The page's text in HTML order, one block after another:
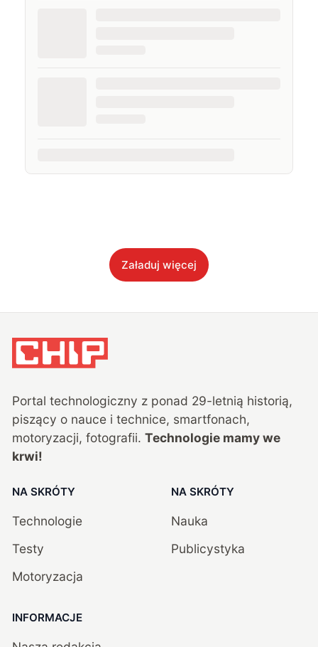
Załaduj więcej
Portal technologiczny z ponad 29-letnią historią,
piszący o nauce i technice, smartfonach,
motoryzacji, fotografii. Technologie mamy we
krwi!
NA SKRÓTY
Technologie
Testy
Motoryzacja
NA SKRÓTY
Nauka
Publicystyka
INFORMACJE